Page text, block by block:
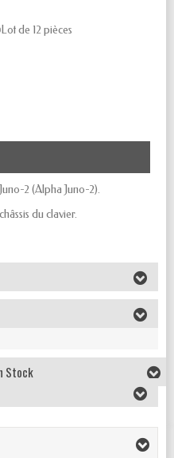
Lot de 12 pièces
2 (Alpha Juno-2).
du clavier.
Stock